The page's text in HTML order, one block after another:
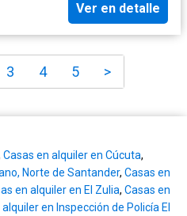
Ver en detalle
3 4 5 >
Casas en alquiler en Cúcuta,
Norte de Santander, Casas en
en alquiler en El Zulia, Casas en
en Inspección de Policía El